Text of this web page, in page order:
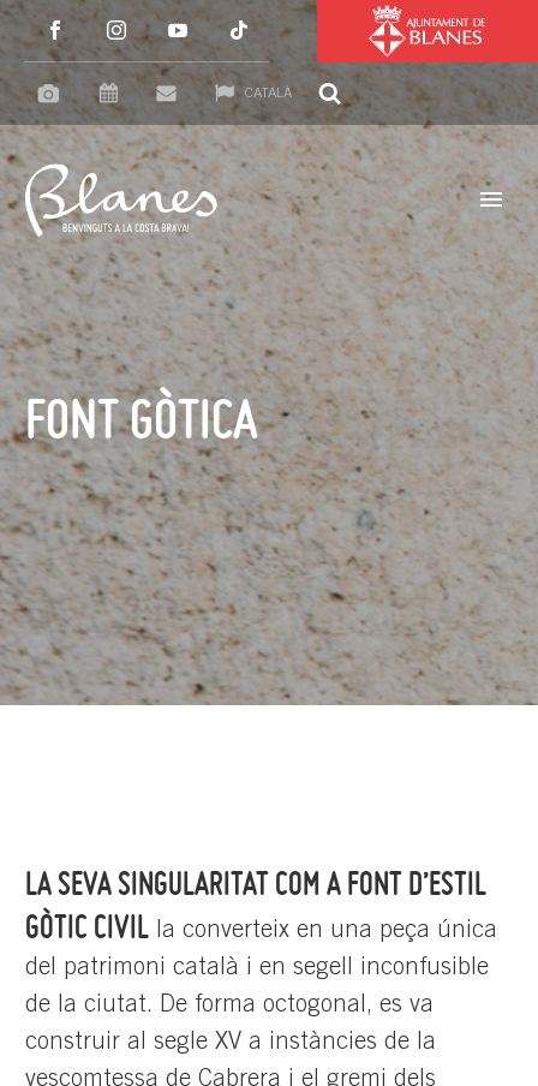
CATALÀ
FONT GÒTICA
LA SEVA SINGULARITAT COM A FONT D’ESTIL
GÒTIC CIVIL la converteix en una peça única
del patrimoni català i en segell inconfusible
de la ciutat. De forma octogonal, es va
construir al segle XV a instàncies de la
vescomtessa de Cabrera i el gremi dels